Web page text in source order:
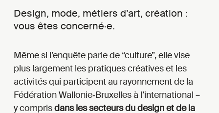
Design, mode, métiers d’art, création :
vous êtes concerné·e.
Même si l’enquête parle de “culture”, elle vise
plus largement les pratiques créatives et les
activités qui participent au rayonnement de la
Fédération Wallonie‑Bruxelles à l’international –
y comprisdans les secteurs du design et de la